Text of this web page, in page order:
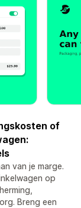
of
van je marge.
op
Breng een